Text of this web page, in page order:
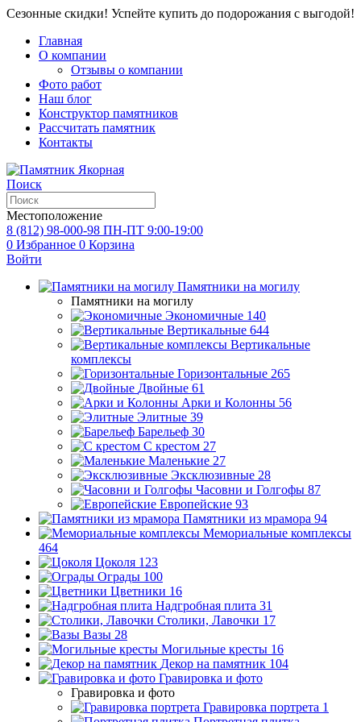
Сезонные скидки! Успейте купить до подорожания с выгодой!
Главная
О компании
Отзывы о компании
Фото работ
Наш блог
Конструктор памятников
Рассчитать памятник
Контакты
Поиск
Местоположение
8 (812) 98-000-98 ПН-ПТ 9:00-19:00
0 Избранное 0 Корзина
Войти
Памятники на могилу
Памятники на могилу
Экономичные 140
Вертикальные 644
Вертикальные
комплексы
Горизонтальные 265
Двойные 61
Арки и Колонны 56
Элитные 39
Барельеф 30
С крестом 27
Маленькие 27
Эксклюзивные 28
Часовни и Голгофы 87
Европейские 93
Памятники из мрамора 94
Мемориальные комплексы
464
Цоколя 123
Ограды 100
Цветники 16
Надгробная плита 31
Столики, Лавочки 17
Вазы 28
Могильные кресты 16
Декор на памятник 104
Гравировка и фото
Гравировка и фото
Гравировка портрета 1